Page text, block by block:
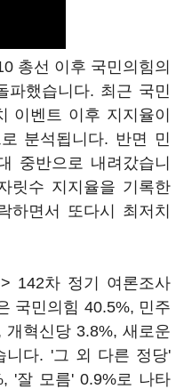
총선 이후 국민의힘의
파했습니다. 최근 국민
이벤트 이후 지지율이
분석됩니다. 반면 민
중반으로 내려갔습니
릿수 지지율을 기록한
하면서 또다시 최저치
142차 정기 여론조사
국민의힘 40.5%, 민주
개혁신당 3.8%, 새로운
니다. '그 외 다른 정당'
'잘 모름' 0.9%로 나타